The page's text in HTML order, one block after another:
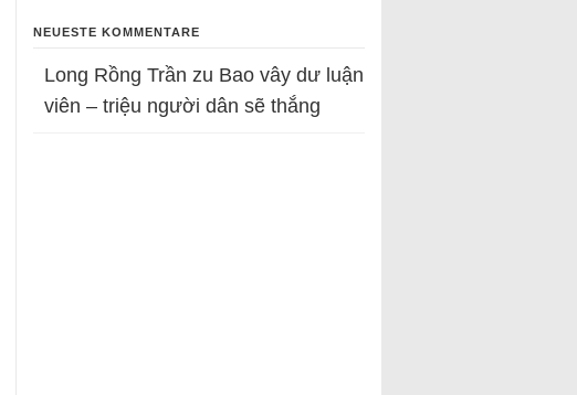
NEUESTE KOMMENTARE
Long Rồng Trần zu Bao vây dư luận
viên – triệu người dân sẽ thắng